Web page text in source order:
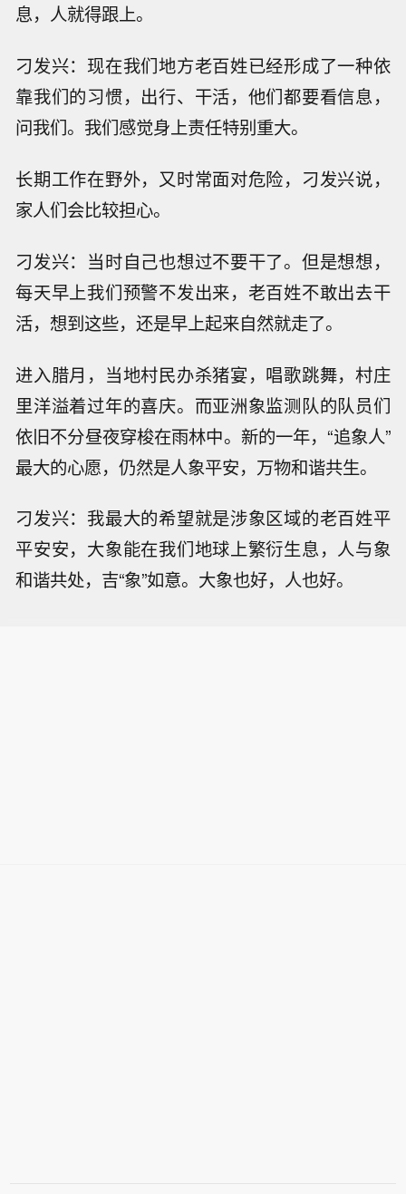
息，人就得跟上。
刁发兴：现在我们地方老百姓已经形成了一种依
靠我们的习惯，出行、干活，他们都要看信息，
问我们。我们感觉身上责任特别重大。
长期工作在野外，又时常面对危险，刁发兴说，
家人们会比较担心。
刁发兴：当时自己也想过不要干了。但是想想，
每天早上我们预警不发出来，老百姓不敢出去干
活，想到这些，还是早上起来自然就走了。
进入腊月，当地村民办杀猪宴，唱歌跳舞，村庄
里洋溢着过年的喜庆。而亚洲象监测队的队员们
依旧不分昼夜穿梭在雨林中。新的一年，“追象人”
最大的心愿，仍然是人象平安，万物和谐共生。
刁发兴：我最大的希望就是涉象区域的老百姓平
平安安，大象能在我们地球上繁衍生息，人与象
和谐共处，吉“象”如意。大象也好，人也好。